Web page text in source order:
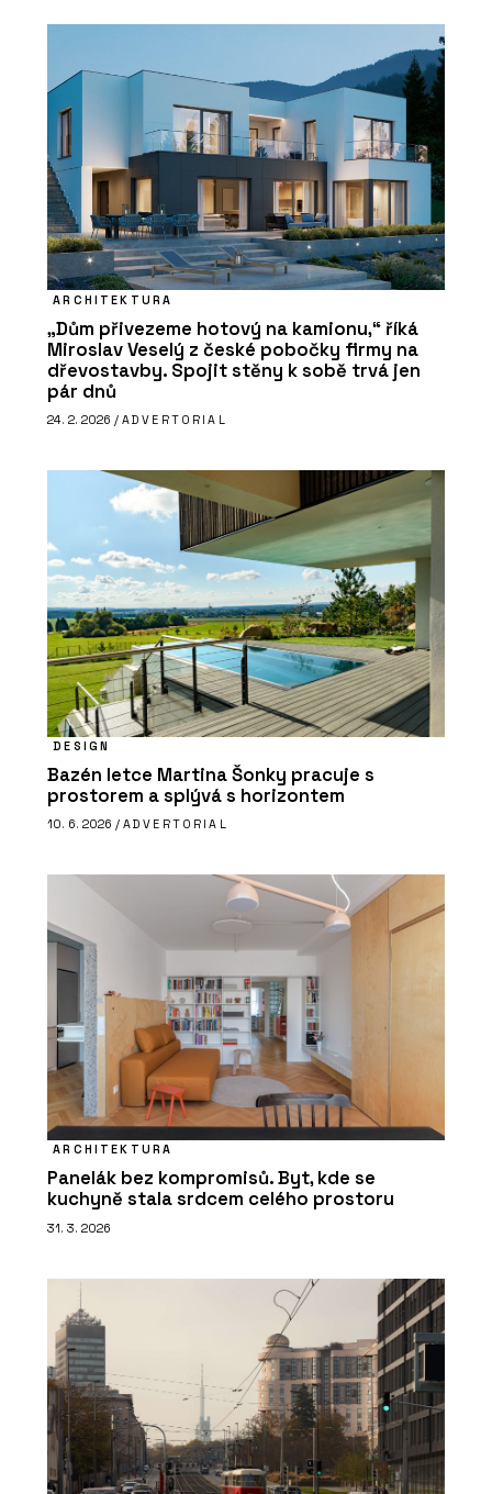
ARCHITEKTURA
„Dům přivezeme hotový na kamionu,“ říká
Miroslav Veselý z české pobočky firmy na
dřevostavby. Spojit stěny k sobě trvá jen
pár dnů
24. 2. 2026 / ADVERTORIAL
DESIGN
Bazén letce Martina Šonky pracuje s
prostorem a splývá s horizontem
10. 6. 2026 / ADVERTORIAL
ARCHITEKTURA
Panelák bez kompromisů. Byt, kde se
kuchyně stala srdcem celého prostoru
31. 3. 2026